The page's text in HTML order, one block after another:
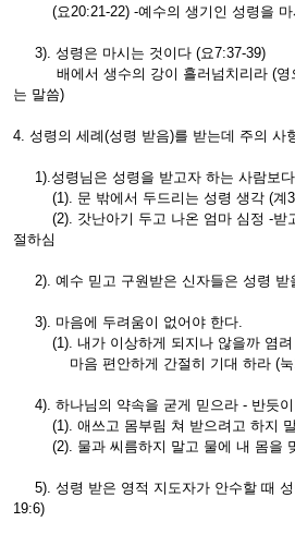
(요20:21-22) -예수의 생기인 성령을 마
3). 성령은 마시는 것이다 (요7:37-39)
배에서 생수의 강이 흘러넘치리라 (영
는 말씀)
4. 성령의 세례(성령 받음)를 받는데 주의 사
1).성령님은 성령을 받고자 하는 사람보
(1). 문 밖에서 두드리는 성령 생각 (계
(2). 갓난아기 두고 나온 엄마 심정 -받
절하심
2). 예수 믿고 구원받은 신자들은 성령 받
3). 마음에 두려움이 없어야 한다.
(1). 내가 이상하게 되지나 않을까 염려
마음 편안하게 간절히 기대 하라 (눅
4). 하나님의 약속을 굳게 믿으라 - 반듯
(1). 애쓰고 몸부림 쳐 받으려고 하지
(2). 물과 씨름하지 말고 물에 내 몸을
5). 성령 받은 영적 지도자가 안수할 때 성
19:6)